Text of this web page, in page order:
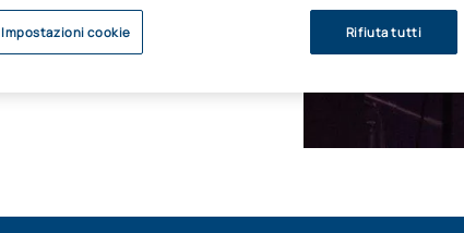
Rifiuta tutti
Impostazioni cookie